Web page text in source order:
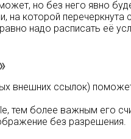
но без него явно
которой перечеркнута
надо расписать её
внешних ссылок)
тем более важным его
без разрешения.